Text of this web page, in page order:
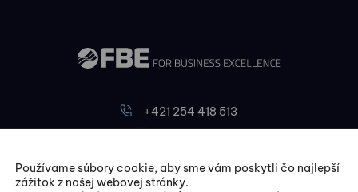
+421 254 418 513
fbe@fbe.sk
FBE Bratislava, s.r.o.
Používame súbory cookie, aby sme vám poskytli čo najlepší
zážitok z našej webovej stránky.